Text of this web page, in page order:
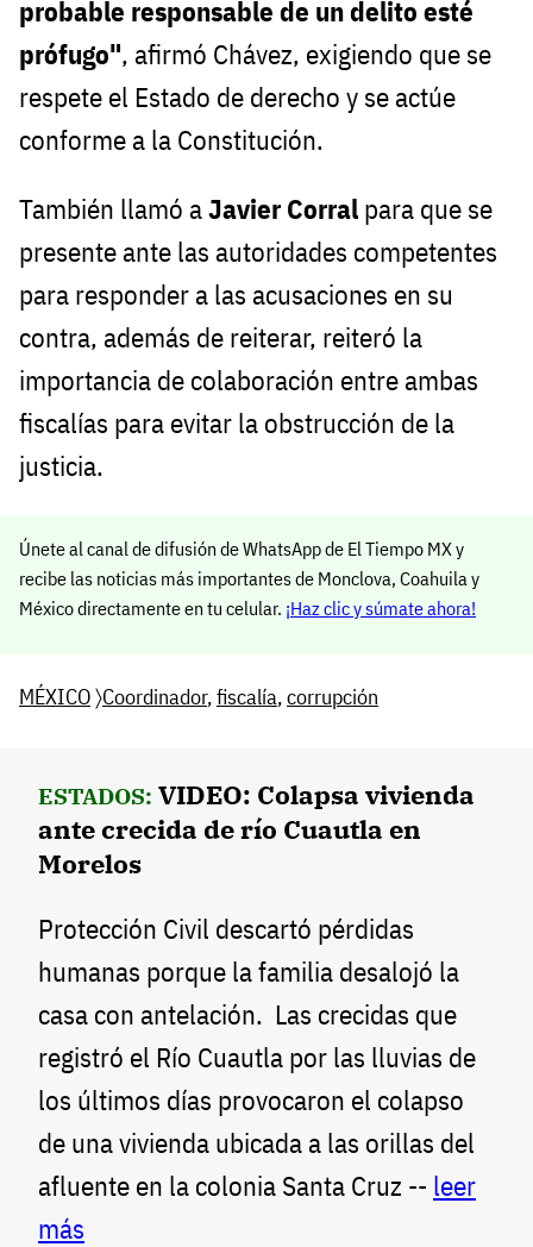
probable responsable de un delito esté
prófugo", afirmó Chávez, exigiendo que se
respete el Estado de derecho y se actúe
conforme a la Constitución.
También llamó aJavier Corral para que se
presente ante las autoridades competentes
para responder a las acusaciones en su
contra, además de reiterar, reiteró la
importancia de colaboración entre ambas
fiscalías para evitar la obstrucción de la
justicia.
Únete al canal de difusión de WhatsApp de El Tiempo MX y
recibe las noticias más importantes de Monclova, Coahuila y
México directamente en tu celular. ¡Haz clic y súmate ahora!
MÉXICO〉Coordinador,fiscalía,corrupción
ESTADOS: VIDEO: Colapsa vivienda
ante crecida de río Cuautla en
Morelos
Protección Civil descartó pérdidas
humanas porque la familia desalojó la
casa con antelación. Las crecidas que
registró el Río Cuautla por las lluvias de
los últimos días provocaron el colapso
de una vivienda ubicada a las orillas del
afluente en la colonia Santa Cruz -- leer
más